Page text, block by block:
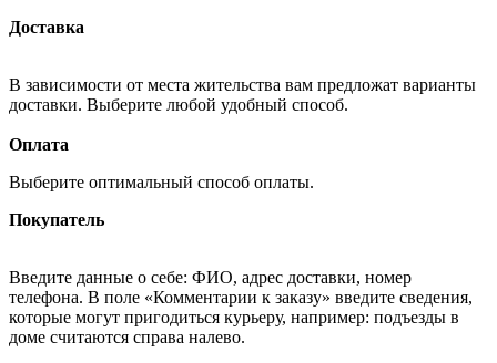
Доставка
В зависимости от места жительства вам предложат варианты
доставки. Выберите любой удобный способ.
Оплата
Выберите оптимальный способ оплаты.
Покупатель
Введите данные о себе: ФИО, адрес доставки, номер
телефона. В поле «Комментарии к заказу» введите сведения,
которые могут пригодиться курьеру, например: подъезды в
доме считаются справа налево.